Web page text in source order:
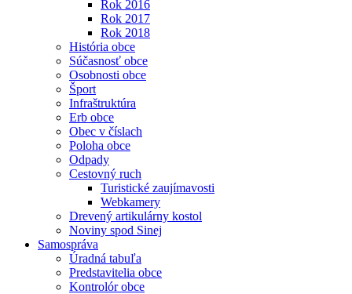
Rok 2016
Rok 2017
Rok 2018
História obce
Súčasnosť obce
Osobnosti obce
Šport
Infraštruktúra
Erb obce
Obec v číslach
Poloha obce
Odpady
Cestovný ruch
Turistické zaujímavosti
Webkamery
Drevený artikulárny kostol
Noviny spod Sinej
Samospráva
Úradná tabuľa
Predstavitelia obce
Kontrolór obce